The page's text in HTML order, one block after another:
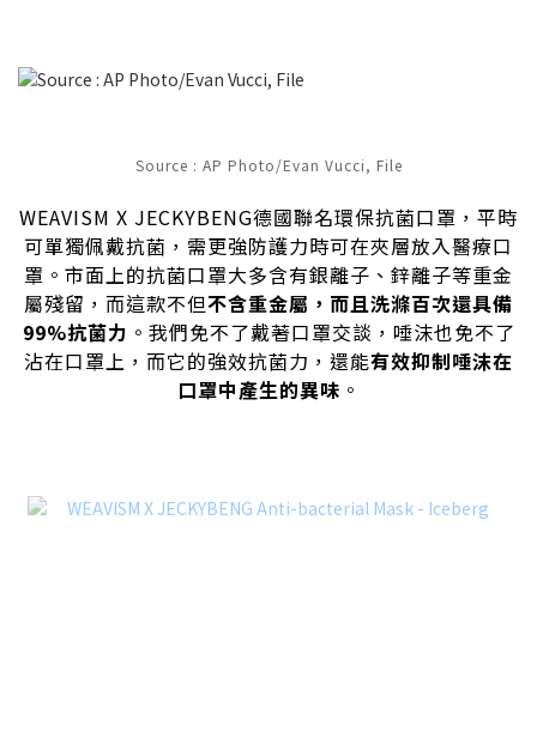
Source : AP Photo/Evan Vucci, File
WEAVISM X JECKYBENG德國聯名環保抗菌口罩 ，平時
可單獨佩戴抗菌，需更強防護力時可在夾層放入醫療口
罩。市面上的抗菌口罩大多含有銀離子、鋅離子等重金
屬殘留，而這款不但不含重金屬，而且洗滌百次還具備
99%抗菌力 。我們免不了戴著口罩交談， 唾沫也免不了
沾在口罩上，而它的強效抗菌力，還能有效抑制唾沫在
口罩中產生的異味 。